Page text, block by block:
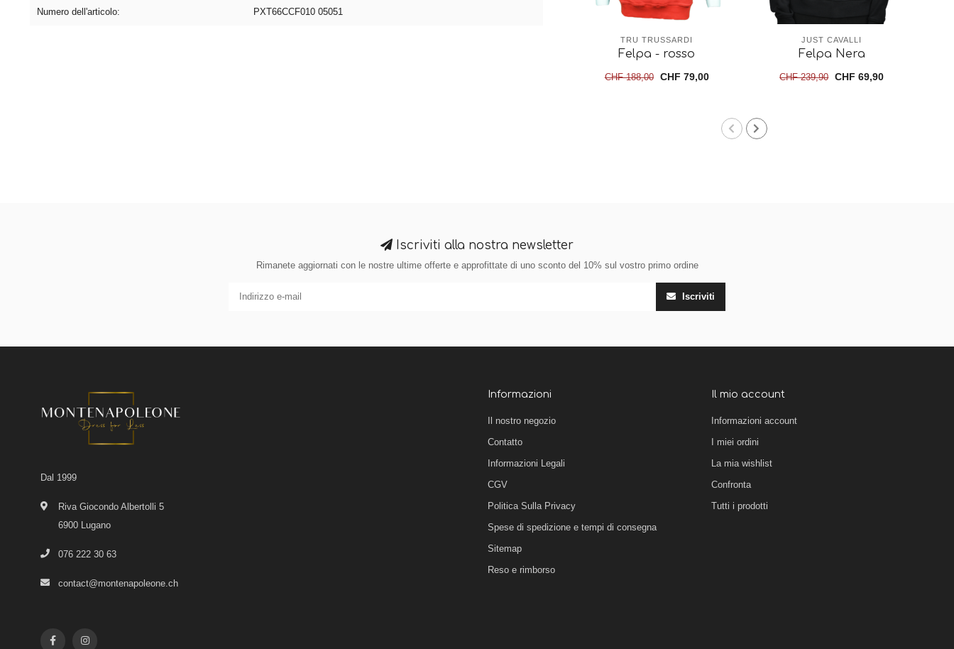
Numero dell'articolo: PXT66CCF010 05051
TRU TRUSSARDI
Felpa - rosso
CHF 188,00 CHF 79,00
JUST CAVALLI
Felpa Nera
CHF 239,90 CHF 69,90
Iscriviti alla nostra newsletter
Rimanete aggiornati con le nostre ultime offerte e approfittate di uno sconto del 10% sul vostro primo ordine
Iscriviti
Dal 1999
Riva Giocondo Albertolli 5
6900 Lugano
076 222 30 63
contact@montenapoleone.ch
Informazioni
Il nostro negozio
Contatto
Informazioni Legali
CGV
Politica Sulla Privacy
Spese di spedizione e tempi di consegna
Sitemap
Reso e rimborso
Il mio account
Informazioni account
I miei ordini
La mia wishlist
Confronta
Tutti i prodotti